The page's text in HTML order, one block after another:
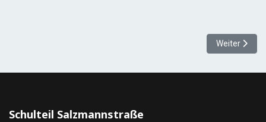
Nächster
Weiter
Schulteil Salzmannstraße